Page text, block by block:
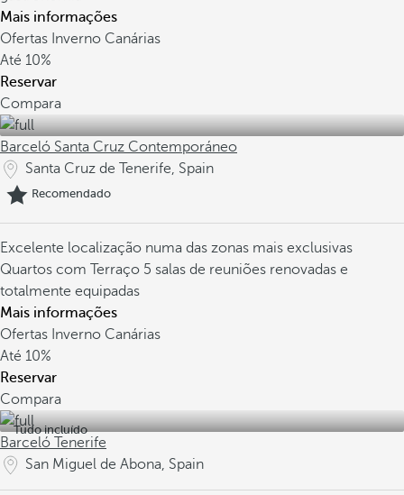
Mais informações
Ofertas Inverno Canárias
Até 10%
Reservar
Compara
Barceló Santa Cruz Contemporáneo
Santa Cruz de Tenerife, Spain
Recomendado
Excelente localização numa das zonas mais exclusivas
Quartos com Terraço 5 salas de reuniões renovadas e
totalmente equipadas
Mais informações
Ofertas Inverno Canárias
Até 10%
Reservar
Compara
Tudo incluído
Barceló Tenerife
San Miguel de Abona, Spain